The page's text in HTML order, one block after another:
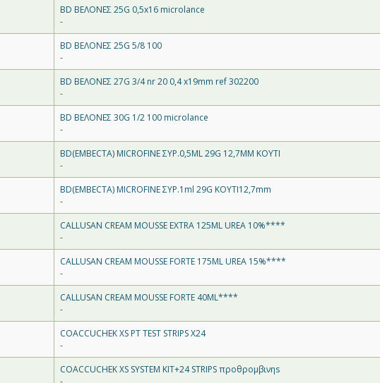
BD ΒΕΛΟΝΕΣ 25G 0,5x16 microlance
-
BD ΒΕΛΟΝΕΣ 25G 5/8 100
-
BD ΒΕΛΟΝΕΣ 27G 3/4 nr 20 0,4 x19mm ref 302200
-
BD ΒΕΛΟΝΕΣ 30G 1/2 100 microlance
-
BD(EMBECTA) MICROFINE ΣΥΡ.0,5ML 29G 12,7MM ΚΟΥΤΙ
-
BD(EMBECTA) MICROFINE ΣΥΡ.1ml 29G ΚΟΥΤΙ12,7mm
-
CALLUSAN CREAM MOUSSE EXTRA 125ML UREA 10%****
-
CALLUSAN CREAM MOUSSE FORTE 175ML UREA 15%****
-
CALLUSAN CREAM MOUSSE FORTE 40ML****
-
COACCUCHEK XS PT TEST STRIPS X24
-
COACCUCHEK XS SYSTEM KIT+24 STRIPS προθρομβινηs